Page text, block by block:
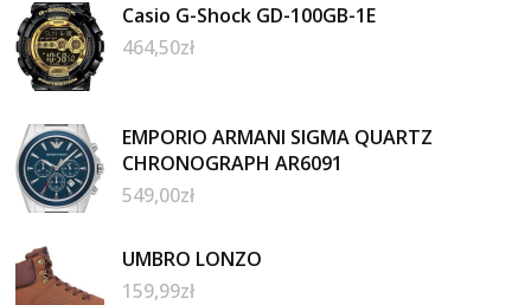
Casio G-Shock GD-100GB-1E
464,50zł
EMPORIO ARMANI SIGMA QUARTZ
CHRONOGRAPH AR6091
549,00zł
UMBRO LONZO
159,99zł